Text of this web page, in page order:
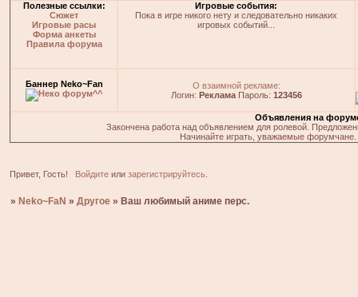
Полезные ссылки:
Сюжет
Игровые расы
Форма анкеты
Правила форума
Игровые события:
Пока в игре никого нету и следовательно никаких
игровых событий...
Баннер Neko~Fan
О взаимной рекламе:
Логин: РекламаПароль: 123456
Объявления на
Закончена работа над объявлением для ролевой.
Начинайте играть, уважаемые
Привет, Гость! Войдитеили зарегистрируйтесь.
» Neko~FaN »Другое » Ваш любимый аниме перс.